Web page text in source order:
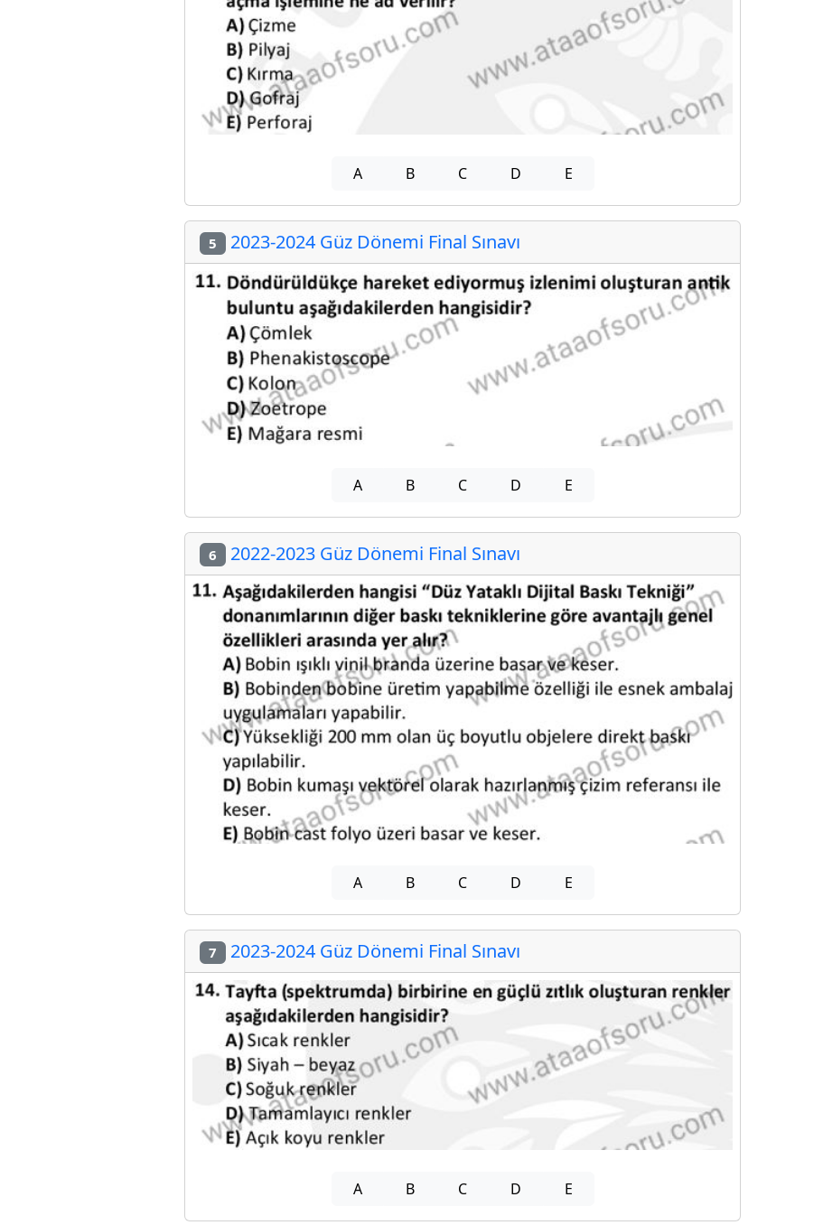
A B C D E
5 2023-2024 Güz Dönemi Final Sınavı
A B C D E
6 2022-2023 Güz Dönemi Final Sınavı
A B C D E
7 2023-2024 Güz Dönemi Final Sınavı
A B C D E